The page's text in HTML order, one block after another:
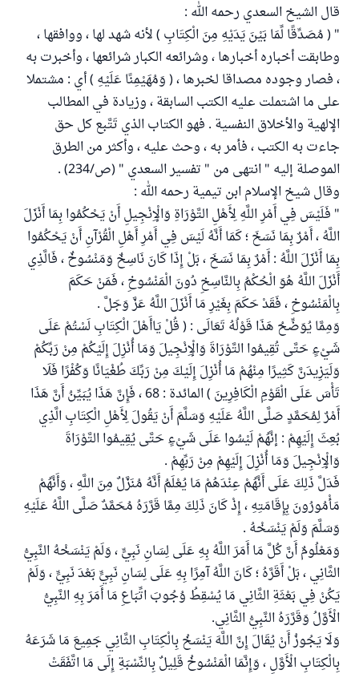
قال الشيخ السعدي رحمه الله :
" ( مُصَدِّقًا لِّمَا بَيْنَ يَدَيْهِ مِنَ الْكِتَابِ ) لأنه شهد لها ، ووافقها ،
وطابقت أخباره أخبارها ، وشرائعه الكبار شرائعها ، وأخبرت به
، فصار وجوده مصداقا لخبرها ، ( وَمُهَيْمِنًا عَلَيْهِ ) أي : مشتملا
على ما اشتملت عليه الكتب السابقة ، وزيادة في المطالب
الإلهية والأخلاق النفسية . فهو الكتاب الذي تَتَّبع كل حق
جاءت به الكتب ، فأمر به ، وحث عليه ، وأكثر من الطرق
الموصلة إليه " انتهى من " تفسير السعدي " (ص/234) .
وقال شيخ الإسلام ابن تيمية رحمه الله :
" فَلَيْسَ فِي أَمْرِ اللَّهِ لِأَهْلِ التَّوْرَاةِ وَالْإِنْجِيلِ أَنْ يَحْكُمُوا بِمَا أَنْزَلَ
اللَّهُ ، أَمْرٌ بِمَا نَسَخَ ؛ كَمَا أَنَّهُ لَيْسَ فِي أَمْرِ أَهْلِ الْقُرْآنِ أَنْ يَحْكُمُوا
بِمَا أَنْزَلَ اللَّهُ : أَمْرٌ بِمَا نَسَخَ ، بَلْ إِذَا كَانَ نَاسِخٌ وَمَنْسُوخٌ ، فَالَّذِي
أَنْزَلَ اللَّهُ هُوَ الْحُكْمُ بِالنَّاسِخِ دُونَ الْمَنْسُوخِ ، فَمَنْ حَكَمَ
بِالْمَنْسُوخِ ، فَقَدْ حَكَمَ بِغَيْرِ مَا أَنْزَلَ اللَّهُ عَزَّ وَجَلَّ .
وَمِمَّا يُوَضِّحُ هَذَا قَوْلُهُ تَعَالَى : ( قُلْ يَاأَهْلَ الْكِتَابِ لَسْتُمْ عَلَى
شَيْءٍ حَتَّى تُقِيمُوا التَّوْرَاةَ وَالْإِنْجِيلَ وَمَا أُنْزِلَ إِلَيْكُمْ مِنْ رَبِّكُمْ
وَلَيَزِيدَنَّ كَثِيرًا مِنْهُمْ مَا أُنْزِلَ إِلَيْكَ مِنْ رَبِّكَ طُغْيَانًا وَكُفْرًا فَلَا
تَأْسَ عَلَى الْقَوْمِ الْكَافِرِينَ ) المائدة : 68 ، فَإِنَّ هَذَا يُبَيِّنُ أَنَّ هَذَا
أَمْرٌ لِمُحَمَّدٍ صَلَّى اللَّهُ عَلَيْهِ وَسَلَّمَ أَنْ يَقُولَ لِأَهْلِ الْكِتَابِ الَّذِي
بُعِثَ إِلَيْهِمْ : إنَّهُمْ لَيْسُوا عَلَى شَيْءٍ حَتَّى يُقِيمُوا التَّوْرَاةَ
وَالْإِنْجِيلَ وَمَا أُنْزِلَ إِلَيْهِمْ مِنْ رَبِّهِمْ .
فَدَلَّ ذَلِكَ عَلَى أَنَّهُمْ عِنْدَهُمْ مَا يُعْلَمُ أَنَّهُ مُنَزَّلٌ مِنَ اللَّهِ ، وَأَنَّهُمْ
مَأْمُورُونَ بِإِقَامَتِهِ ، إِذْ كَانَ ذَلِكَ مِمَّا قَرَّرَهُ مُحَمَّدٌ صَلَّى اللَّهُ عَلَيْهِ
وَسَلَّمَ وَلَمْ يَنْسَخْهُ .
وَمَعْلُومٌ أَنَّ كُلَّ مَا أَمَرَ اللَّهُ بِهِ عَلَى لِسَانِ نَبِيٍّ ، وَلَمْ يَنْسَخْهُ النَّبِيُّ
الثَّانِي ، بَلْ أَقَرَّهُ ؛ كَانَ اللَّهُ آمِرًا بِهِ عَلَى لِسَانِ نَبِيٍّ بَعْدَ نَبِيٍّ ، وَلَمْ
يَكُنْ فِي بَعْثَةِ الثَّانِي مَا يُسْقِطُ وُجُوبَ اتِّبَاعِ مَا أَمَرَ بِهِ النَّبِيُّ
الْأَوَّلُ وَقَرَّرَهُ النَّبِيُّ الثَّانِي.
وَلَا يَجُوزُ أَنْ يُقَالَ إِنَّ اللَّهَ يَنْسَخُ بِالْكِتَابِ الثَّانِي جَمِيعَ مَا شَرَعَهُ
بِالْكِتَابِ الْأَوَّلِ ، وَإِنَّمَا الْمَنْسُوخُ قَلِيلٌ بِالنِّسْبَةِ إِلَى مَا اتَّفَقَتْ